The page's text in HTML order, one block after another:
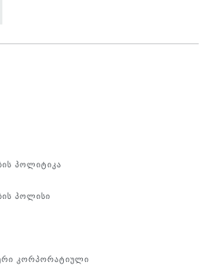
პოლიტიკა
პოლისი
კორპორატიული